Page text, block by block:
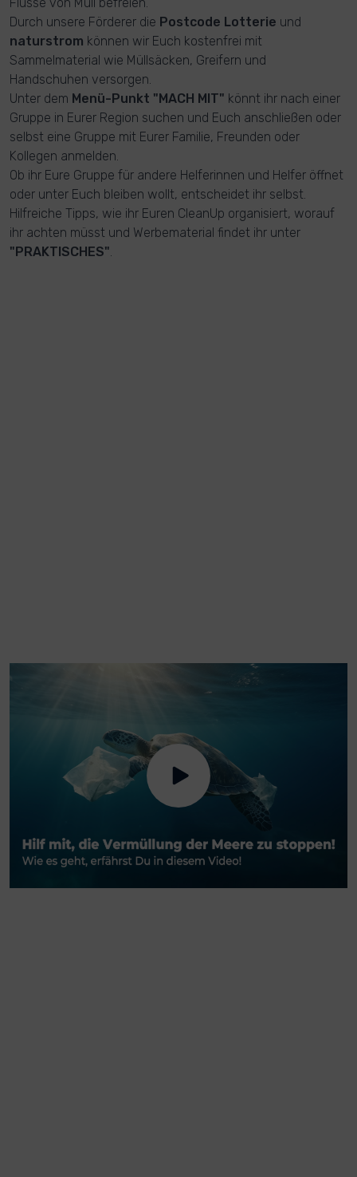
Durch unsere Förderer die Postcode Lotterie und
naturstrom können wir Euch kostenfrei mit
Sammelmaterial wie Müllsäcken, Greifern und
Handschuhen versorgen.
Unter dem Menü-Punkt "MACH MIT" könnt ihr nach einer
Gruppe in Eurer Region suchen und Euch anschließen oder
selbst eine Gruppe mit Eurer Familie, Freunden oder
Kollegen anmelden.
Ob ihr Eure Gruppe für andere Helferinnen und Helfer öffnet
oder unter Euch bleiben wollt, entscheidet ihr selbst.
Hilfreiche Tipps, wie ihr Euren CleanUp organisiert, worauf
ihr achten müsst und Werbematerial findet ihr unter
"PRAKTISCHES".